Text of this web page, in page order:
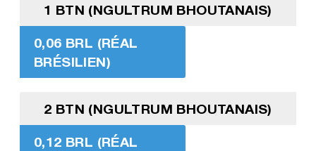
1 BTN (NGULTRUM BHOUTANAIS)
0,06 BRL (RÉAL
BRÉSILIEN)
2 BTN (NGULTRUM BHOUTANAIS)
0,12 BRL (RÉAL